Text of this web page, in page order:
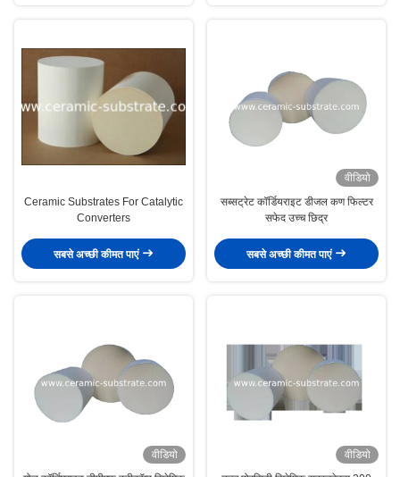
Ceramic Substrates For Catalytic
Converters
सबसे अच्छी कीमत पाएं
वीडियो
सब्सट्रेट कॉर्डियराइट डीजल कण फिल्टर
सफेद उच्च छिद्र
सबसे अच्छी कीमत पाएं
वीडियो
वीडियो